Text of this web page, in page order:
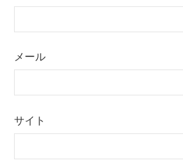
メール
サイト